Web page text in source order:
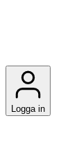
Logga in